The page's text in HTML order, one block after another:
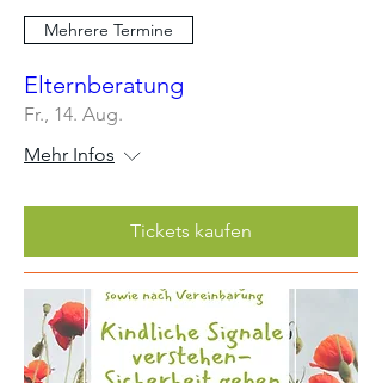
Mehrere Termine
Elternberatung
Fr., 14. Aug.
Mehr Infos
Tickets kaufen